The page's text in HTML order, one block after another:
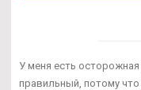
У меня есть
правильный, потому что